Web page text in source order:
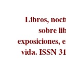
Liber
Revista
10.000
París
Libros,
sobre
exposiciones,
vida. ISSN